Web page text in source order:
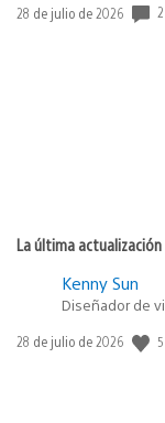
Fecha
28 de julio de 2026 2
La última
Kenny Sun
Diseñador de
Fecha
28 de julio de 2026 5